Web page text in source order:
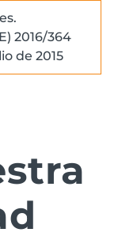
2016/364
de 2015